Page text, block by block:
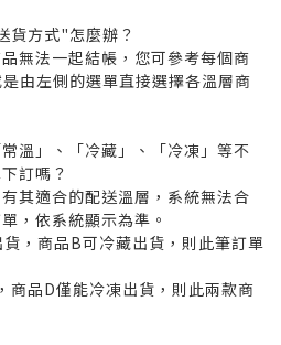
貨方式"怎麼辦？
無法一起結帳，您可參考每個商
由左側的選單直接選擇各溫層商
溫」、「冷藏」、「冷凍」等不
訂嗎？
其適合的配送溫層，系統無法合
，依系統顯示為準。
，商品B可冷藏出貨，則此筆訂單
商品D僅能冷凍出貨，則此兩款商